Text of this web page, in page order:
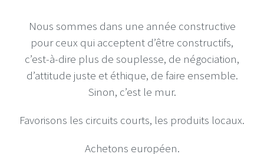
Nous sommes dans une année constructive
pour ceux qui acceptent d’être constructifs,
c’est-à-dire plus de souplesse, de négociation,
d’attitude juste et éthique, de faire ensemble.
Sinon, c’est le mur.
Favorisons les circuits courts, les produits locaux.
Achetons européen.